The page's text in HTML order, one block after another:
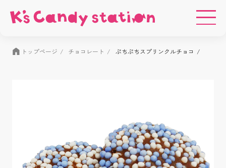
トップページ チョコレート ぷちぷちスプリンクルチョコ